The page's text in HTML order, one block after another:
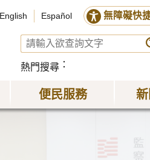
English Español 無障礙快
熱門搜尋
便民服務